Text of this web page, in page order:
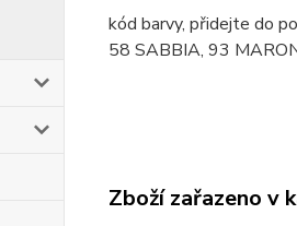
kód barvy, přidejte do
58 SABBIA, 93
Zboží zařazeno v